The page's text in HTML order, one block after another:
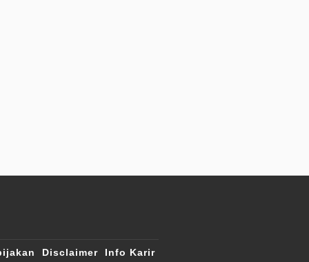
Disclaimer Info Karir